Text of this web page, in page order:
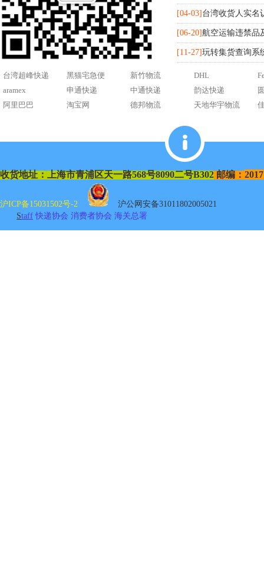
[04-03] 台湾收货人实名
[06-20]航空运输违禁品
[11-27]玩转集货查询系
台湾超峰快递 黑猫宅急便 新竹物流 DHL
aramex
申通快递 中通快递 韵达快递
阿里巴巴
淘宝网 德邦物流 天地华宇物流
收货地址： 上海市青浦区天一路568号8090二号B302 邮编：
沪ICP备15031502号-2
沪公网安备31011802005021
Staff 快递协会 消费者协会 海关总署